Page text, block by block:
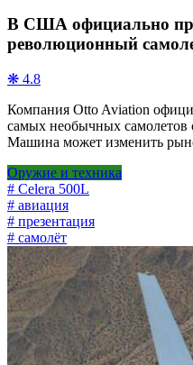
В США официально
революционный
❋ 4.8
Компания Otto Aviation
самых необычных
Машина может изменить
Оружие и техника
# Celera 500L
# авиация
# презентация
# самолёт